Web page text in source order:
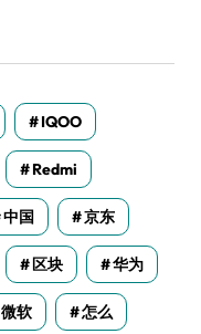
IQOO
Redmi
中国 京东
区块 华为
微软 怎么